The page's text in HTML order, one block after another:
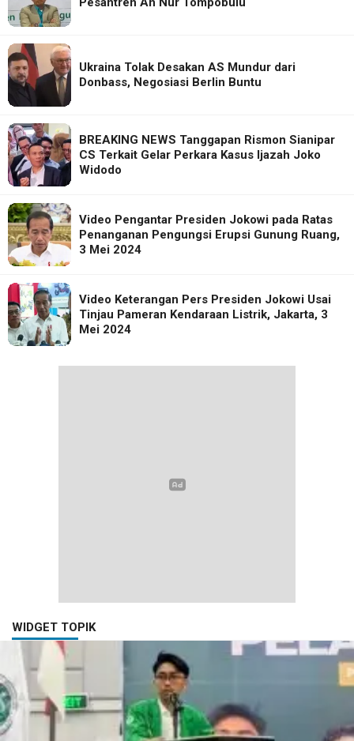
Ukraina Tolak Desakan AS Mundur dari
Donbass, Negosiasi Berlin Buntu
BREAKING NEWS Tanggapan Rismon Sianipar
CS Terkait Gelar Perkara Kasus Ijazah Joko
Widodo
Video Pengantar Presiden Jokowi pada Ratas
Penanganan Pengungsi Erupsi Gunung Ruang,
3 Mei 2024
Video Keterangan Pers Presiden Jokowi Usai
Tinjau Pameran Kendaraan Listrik, Jakarta, 3
Mei 2024
WIDGET TOPIK